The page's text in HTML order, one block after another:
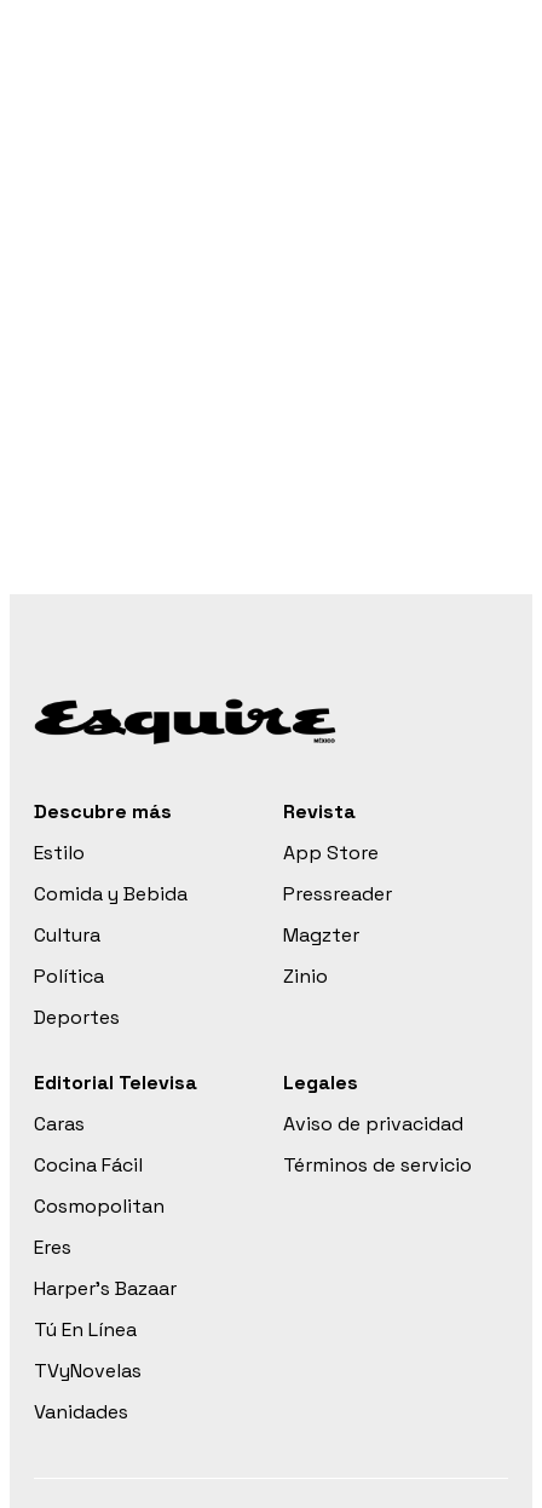
Descubre más
Estilo
Comida y Bebida
Cultura
Política
Deportes
Revista
App Store
Pressreader
Magzter
Zinio
Editorial Televisa
Caras
Cocina Fácil
Cosmopolitan
Eres
Harper’s Bazaar
Tú En Línea
TVyNovelas
Vanidades
Legales
Aviso de privacidad
Términos de servicio